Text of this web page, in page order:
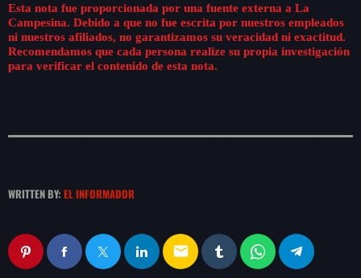
Esta nota fue proporcionada por una fuente externa a La
Campesina. Debido a que no fue escrita por nuestros empleados
ni nuestros afiliados, no garantizamos su veracidad ni exactitud.
Recomendamos que cada persona realize su propia investigación
para verificar el contenido de esta nota.
WRITTEN BY: EL INFORMADOR
email